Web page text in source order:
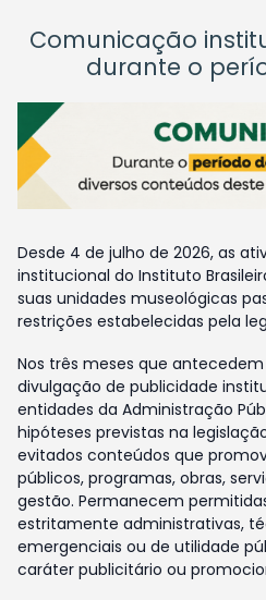
Comunicação
durante o
Desde 4 de julho de 2026, as
institucional do Instituto
suas unidades museológicas
restrições estabelecidas pela
Nos três meses que
divulgação de publicidade
entidades da Administração
hipóteses previstas na
evitados conteúdos que
públicos, programas, obras,
gestão. Permanecem
estritamente administrativas,
emergenciais ou de utilidade
caráter publicitário ou